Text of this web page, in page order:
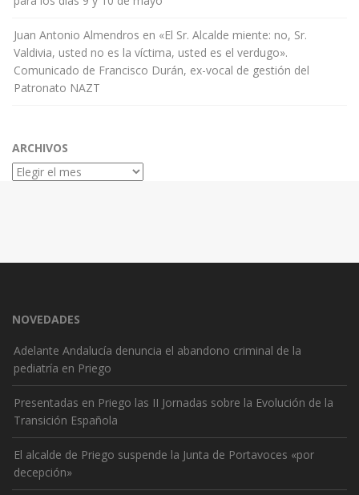
Juan Antonio Almendros en «El Sr. Alcalde miente: no, Sr.
Valdivia, usted no es la víctima, usted es el verdugo».
Comunicado de Francisco Durán, ex-vocal de gestión del
Patronato NAZT
ARCHIVOS
Archivos
NOVEDADES
Adelante Andalucía denuncia el abandono criminal de la
pediatría en Priego
Presentadas en Priego las II Jornadas sobre la Evolución de la
Transición Española
El alcalde de Priego suspende la Junta de Portavoces «por
decepción»